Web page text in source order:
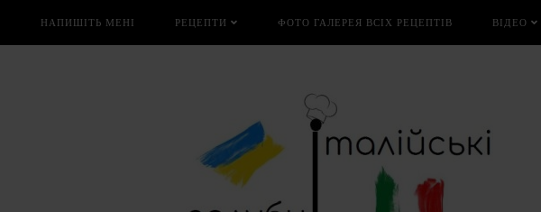
НАПИШІТЬ МЕНІ РЕЦЕПТИ ФОТО ГАЛЕРЕЯ ВСІХ РЕЦЕПТІВ ВІДЕО